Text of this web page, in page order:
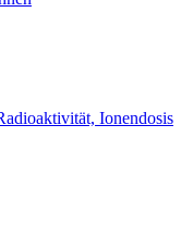
Ionendosis